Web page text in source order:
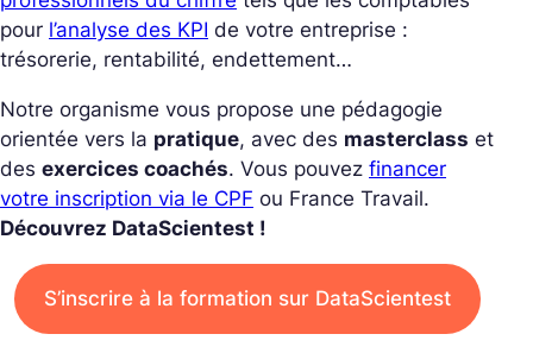
pour l’analyse des KPI de votre entreprise :
trésorerie, rentabilité, endettement…
Notre organisme vous propose une pédagogie
orientée vers la pratique, avec des masterclass et
des exercices coachés. Vous pouvez financer
votre inscription via le CPF ou France Travail.
Découvrez DataScientest !
S’inscrire à la formation sur DataScientest